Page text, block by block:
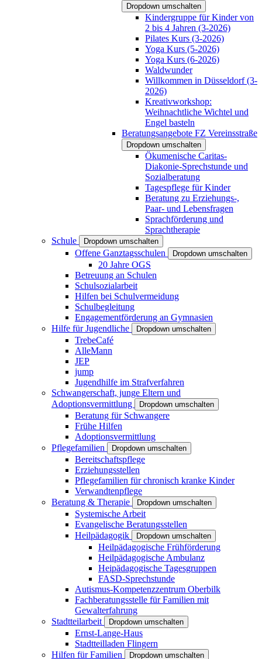
Dropdown umschalten
Kindergruppe für Kinder von
2 bis 4 Jahren (3-2026)
Pilates Kurs (3-2026)
Yoga Kurs (5-2026)
Yoga Kurs (6-2026)
Waldwunder
Willkommen in Düsseldorf (3-
2026)
Kreativworkshop:
Weihnachtliche Wichtel und
Engel basteln
Beratungsangebote FZ Vereinsstraße
Dropdown umschalten
Ökumenische Caritas-
Diakonie-Sprechstunde und
Sozialberatung
Tagespflege für Kinder
Beratung zu Erziehungs-,
Paar- und Lebensfragen
Sprachförderung und
Sprachtherapie
Schule
Dropdown umschalten
Offene Ganztagsschulen Dropdown umschalten
20 Jahre OGS
Betreuung an Schulen
Schulsozialarbeit
Hilfen bei Schulvermeidung
Schulbegleitung
Engagementförderung an Gymnasien
Hilfe für Jugendliche
Dropdown umschalten
TrebeCafé
AlleMann
JEP
jump
Jugendhilfe im Strafverfahren
Schwangerschaft, junge Eltern und
Adoptionsvermittlung
Dropdown umschalten
Beratung für Schwangere
Frühe Hilfen
Adoptionsvermittlung
Pflegefamilien
Dropdown umschalten
Bereitschaftspflege
Erziehungsstellen
Pflegefamilien für chronisch kranke Kinder
Verwandtenpflege
Beratung & Therapie
Dropdown umschalten
Systemische Arbeit
Evangelische Beratungsstellen
Heilpädagogik
Dropdown umschalten
Heilpädagogische Frühförderung
Heilpädagogische Ambulanz
Heipädagogische Tagesgruppen
FASD-Sprechstunde
Autismus-Kompetenzzentrum Oberbilk
Fachberatungsstelle für Familien mit
Gewalterfahrung
Stadtteilarbeit
Dropdown umschalten
Ernst-Lange-Haus
Stadtteilladen Flingern
Hilfen für Familien
Dropdown umschalten